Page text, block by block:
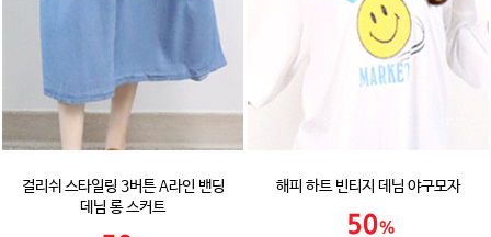
걸리쉬 스타일링 3버튼 A라인 밴딩
데님 롱 스커트
해피 하트 빈티지 데님 야구모자